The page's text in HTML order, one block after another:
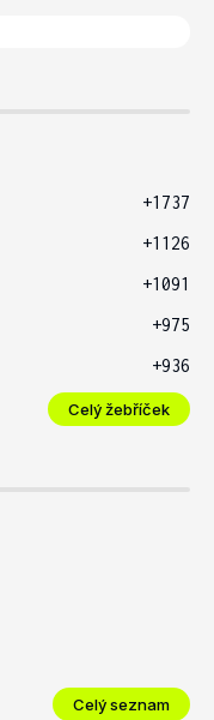
+1737
+1126
+1091
+975
+936
Celý žebříček
Celý seznam